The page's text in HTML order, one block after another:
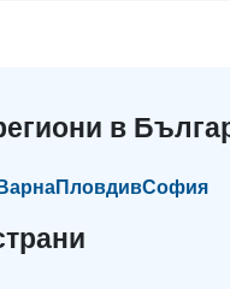
в
ПловдивСофия